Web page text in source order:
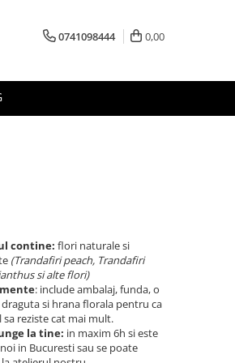
0741098444 0,00
contine: flori naturale si
(Trandafiri peach, Trandafiri
si alte flori)
: include ambalaj, funda, o
si hrana florala pentru ca
sa reziste cat mai mult.
la tine: in maxim 6h si este
in Bucuresti sau se poate